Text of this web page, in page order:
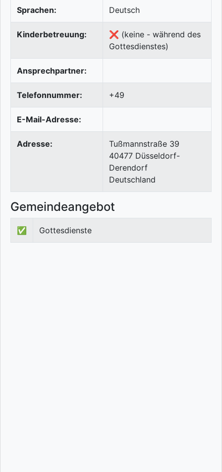
Sprachen: Deutsch
Kinderbetreuung:
❌ (keine - während des
Gottesdienstes)
Ansprechpartner:
Telefonnummer: +49
E-Mail-Adresse:
Adresse:
Tußmannstraße 39
40477 Düsseldorf-
Derendorf
Deutschland
Gemeindeangebot
✅ Gottesdienste